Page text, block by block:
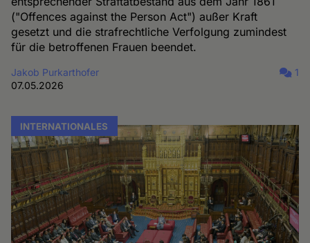
("Offences against the Person Act") außer Kraft
gesetzt und die strafrechtliche Verfolgung zumindest
für die betroffenen Frauen beendet.
Jakob Purkarthofer
07.05.2026
1
INTERNATIONALES